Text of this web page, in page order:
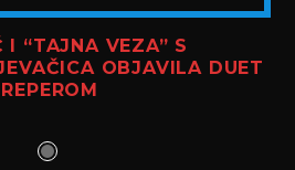
I “TAJNA VEZA” S
OBJAVILA DUET